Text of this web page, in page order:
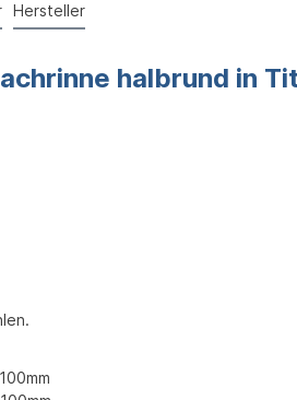
Hersteller
halbrund in